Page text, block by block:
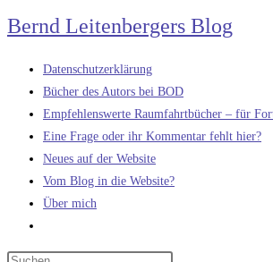
Zum
Inhalt
springen
Bernd Leitenbergers Blog
Datenschutzerklärung
Bücher des Autors bei BOD
Empfehlenswerte Raumfahrtbücher – für
Eine Frage oder ihr Kommentar fehlt hier?
Neues auf der Website
Vom Blog in die Website?
Über mich